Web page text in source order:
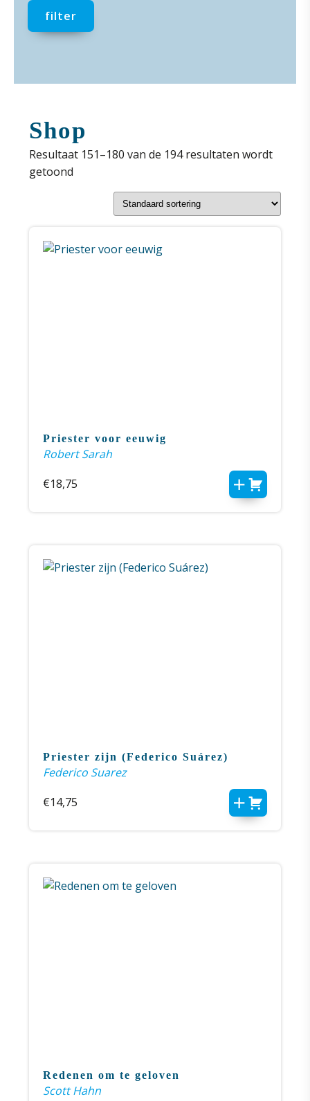
filter
Shop
Resultaat 151–180 van de 194 resultaten wordt
getoond
Priester voor eeuwig
Robert Sarah
€18,75
Priester zijn (Federico Suárez)
Federico Suarez
€14,75
Redenen om te geloven
Scott Hahn